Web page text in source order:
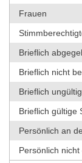
Frauen
Brieflich
Brieflich nicht
Brieflich
Brieflich gültige
Persönlich an
Persönlich